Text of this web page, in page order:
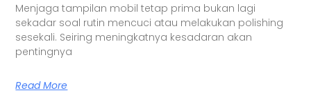
Menjaga tampilan mobil tetap prima bukan lagi
sekadar soal rutin mencuci atau melakukan polishing
sesekali. Seiring meningkatnya kesadaran akan
pentingnya
Read More